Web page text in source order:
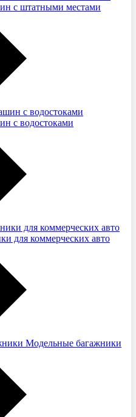
с штатными местами
с водостоками
для коммерческих авто
Модельные багажники